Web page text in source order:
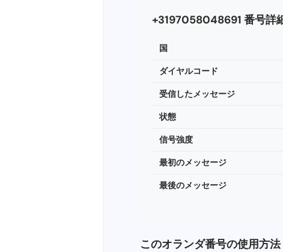
+3197058048691 番号詳
国
ダイヤルコード
受信したメッセージ
状態
信号強度
最初のメッセージ
最後のメッセージ
このオランダ番号の使用方法